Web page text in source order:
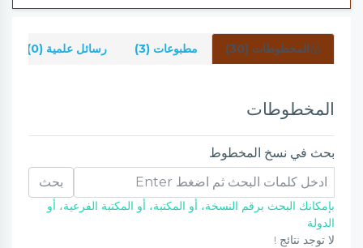
المخطوطات (30) مطبوعات (3) رسائل علمية (0)
المخطوطات
بحث في نسخ المخطوط
بحث
بإمكانك البحث برقم النسخة، أو المكتبة، أو المكتبة الفرعية، أو
الدولة
لا توجد نتائج !